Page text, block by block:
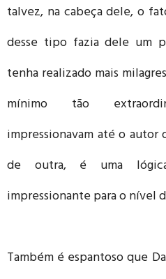
talvez, na cabeça dele, o
desse tipo fazia dele um
tenha realizado mais
mínimo tão
impressionavam até o
de outra, é uma
impressionante para o nível
Também é espantoso que